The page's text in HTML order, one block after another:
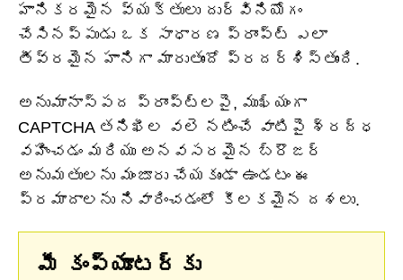
హానికరమైన వ్యక్తులు దుర్వినియోగం
చేసినప్పుడు ఒక సాధారణ ప్రాంప్ట్ ఎలా
తీవ్రమైన హానిగా మారుతుందో ప్రదర్శిస్తుంది.
అనుమానాస్పద ప్రాంప్ట్‌లపై, ముఖ్యంగా
CAPTCHA తనిఖీల వలె నటించే వాటిపై శ్రద్ధ
వహించడం మరియు అనవసరమైన బ్రౌజర్
అనుమతులను మంజూరు చేయకుండా ఉండటం ఈ
ప్రమాదాలను నివారించడంలో కీలకమైన దశలు.
మీ కంప్యూటర్‌కు